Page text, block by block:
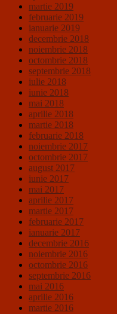
martie 2019
februarie 2019
ianuarie 2019
decembrie 2018
noiembrie 2018
octombrie 2018
septembrie 2018
iulie 2018
iunie 2018
mai 2018
aprilie 2018
martie 2018
februarie 2018
noiembrie 2017
octombrie 2017
august 2017
iunie 2017
mai 2017
aprilie 2017
martie 2017
februarie 2017
ianuarie 2017
decembrie 2016
noiembrie 2016
octombrie 2016
septembrie 2016
mai 2016
aprilie 2016
martie 2016